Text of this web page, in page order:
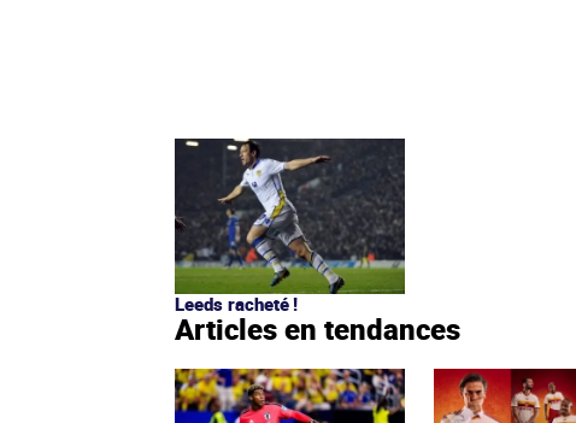
Leeds racheté !
Articles en tendances